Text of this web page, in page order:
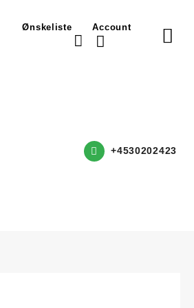
Ønskeliste Account
+4530202423